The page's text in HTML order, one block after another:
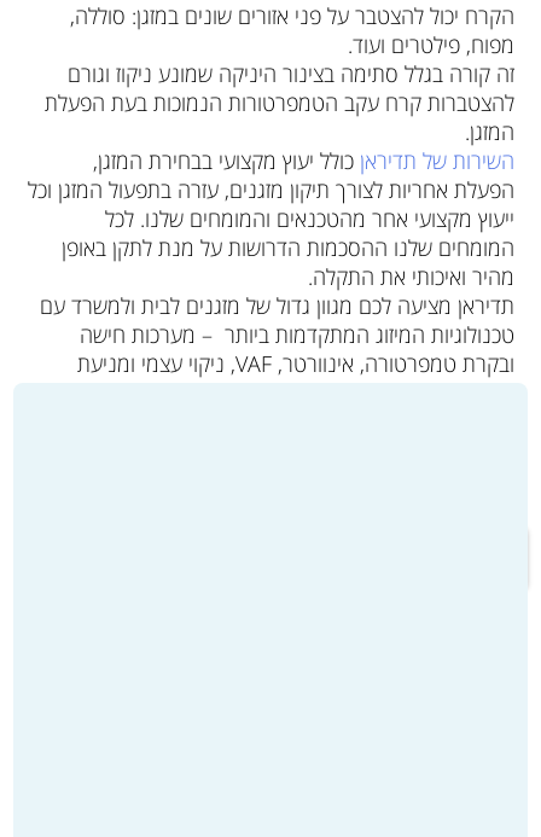
הקרח יכול להצטבר על פני אזורים שונים במזגן: סוללה,
מפוח, פילטרים ועוד.
זה קורה בגלל סתימה בצינור היניקה שמונע ניקוז וגורם
להצטברות קרח עקב הטמפרטורות הנמוכות בעת הפעלת
המזגן.
השירות של תדיראן כולל יעוץ מקצועי בבחירת המזגן,
הפעלת אחריות לצורך תיקון מזגנים, עזרה בתפעול המזגן וכל
ייעוץ מקצועי אחר מהטכנאים והמומחים שלנו. לכל
המומחים שלנו ההסכמות הדרושות על מנת לתקן באופן
מהיר ואיכותי את התקלה.
תדיראן מציעה לכם מגוון גדול של מזגנים לבית ולמשרד עם
טכנולוגיות המיזוג המתקדמות ביותר – מערכות חישה
ובקרת טמפרטורה, אינוורטר, VAF, ניקוי עצמי ומניעת